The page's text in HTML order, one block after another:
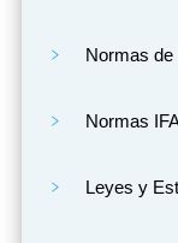
Normas
Normas
Leyes y